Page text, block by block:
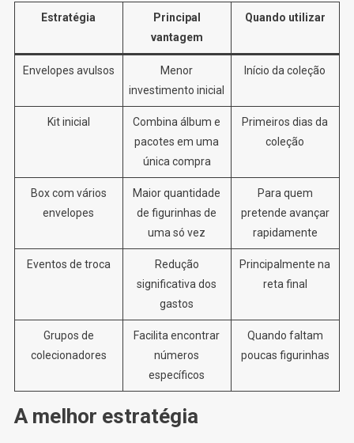
Estratégia
Principal
vantagem
Quando utilizar
Envelopes avulsos
Menor
investimento inicial
Início da coleção
Kit inicial
Combina álbum e
pacotes em uma
única compra
Primeiros dias da
coleção
Box com vários
envelopes
Maior quantidade
de figurinhas de
uma só vez
Para quem
pretende avançar
rapidamente
Eventos de troca
Redução
significativa dos
gastos
Principalmente na
reta final
Grupos de
colecionadores
Facilita encontrar
números
específicos
Quando faltam
poucas figurinhas
A melhor estratégia